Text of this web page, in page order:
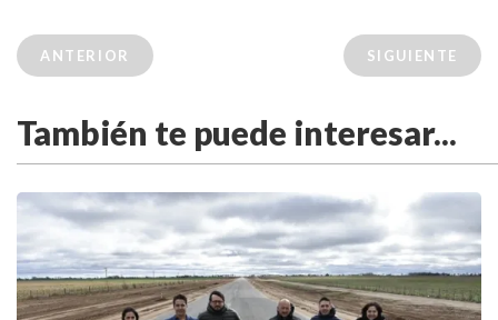
ANTERIOR SIGUIENTE
También te puede interesar...